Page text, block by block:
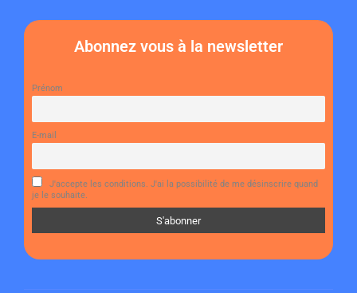
Abonnez vous à la newsletter
Prénom
E-mail
J'accepte les conditions. J'ai la possibilité de me désinscrire quand
je le souhaite.